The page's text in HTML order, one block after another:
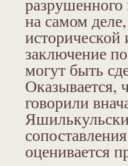
на самом
заключение
могут быть
Оказывается,
говорили
оценивается